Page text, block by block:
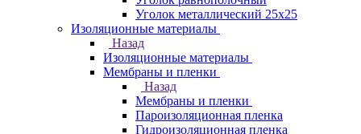
Уголок металлический 25х25
Изоляционные материалы
Назад
Изоляционные материалы
Мембраны и пленки
Назад
Мембраны и пленки
Пароизоляционная пленка
Гидроизоляционная пленка